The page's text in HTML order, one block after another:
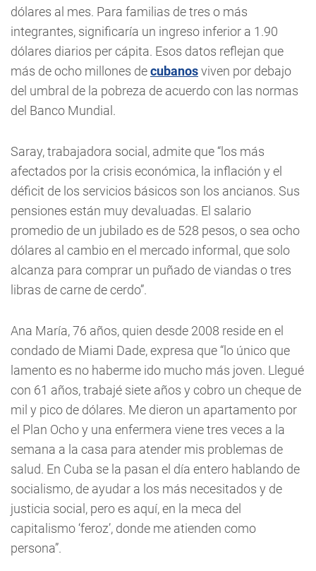
dólares al mes. Para familias de tres o más
integrantes, significaría un ingreso inferior a 1.90
dólares diarios per cápita. Esos datos reflejan que
más de ocho millones decubanosviven por debajo
del umbral de la pobreza de acuerdo con las normas
del Banco Mundial.
Saray, trabajadora social, admite que “los más
afectados por la crisis económica, la inflación y el
déficit de los servicios básicos son los ancianos. Sus
pensiones están muy devaluadas. El salario
promedio de un jubilado es de 528 pesos, o sea ocho
dólares al cambio en el mercado informal, que solo
alcanza para comprar un puñado de viandas o tres
libras de carne de cerdo”.
Ana María, 76 años, quien desde 2008 reside en el
condado de Miami Dade, expresa que “lo único que
lamento es no haberme ido mucho más joven. Llegué
con 61 años, trabajé siete años y cobro un cheque de
mil y pico de dólares. Me dieron un apartamento por
el Plan Ocho y una enfermera viene tres veces a la
semana a la casa para atender mis problemas de
salud. En Cuba se la pasan el día entero hablando de
socialismo, de ayudar a los más necesitados y de
justicia social, pero es aquí, en la meca del
capitalismo ‘feroz’, donde me atienden como
persona”.